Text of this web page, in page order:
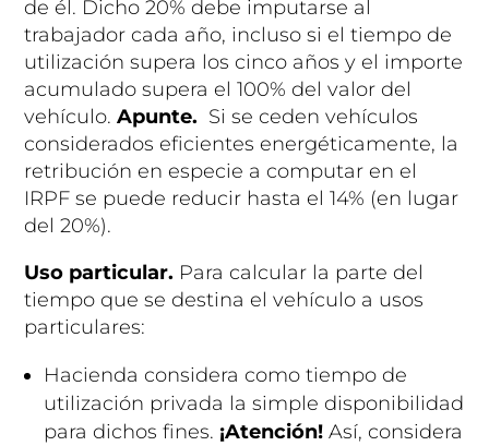
de él. Dicho 20% debe imputarse al
trabajador cada año, incluso si el tiempo de
utilización supera los cinco años y el importe
acumulado supera el 100% del valor del
vehículo.Apunte. Si se ceden vehículos
considerados eficientes energéticamente, la
retribución en especie a computar en el
IRPF se puede reducir hasta el 14% (en lugar
del 20%).
Uso particular. Para calcular la parte del
tiempo que se destina el vehículo a usos
particulares:
Hacienda considera como tiempo de
utilización privada la simple disponibilidad
para dichos fines. ¡Atención!Así, considera